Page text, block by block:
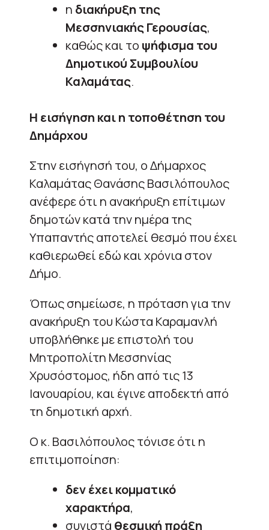
η διακήρυξη της
Μεσσηνιακής Γερουσίας,
καθώς και το ψήφισμα του
Δημοτικού Συμβουλίου
Καλαμάτας.
Η εισήγηση και η τοποθέτηση του
Δημάρχου
Στην εισήγησή του, ο Δήμαρχος
Καλαμάτας Θανάσης Βασιλόπουλος
ανέφερε ότι η ανακήρυξη επίτιμων
δημοτών κατά την ημέρα της
Υπαπαντής αποτελεί θεσμό που έχει
καθιερωθεί εδώ και χρόνια στον
Δήμο.
Όπως σημείωσε, η πρόταση για την
ανακήρυξη του Κώστα Καραμανλή
υποβλήθηκε με επιστολή του
Μητροπολίτη Μεσσηνίας
Χρυσόστομος, ήδη από τις 13
Ιανουαρίου, και έγινε αποδεκτή από
τη δημοτική αρχή.
Ο κ. Βασιλόπουλος τόνισε ότι η
επιτιμοποίηση:
δεν έχει κομματικό
χαρακτήρα,
συνιστά θεσμική πράξη